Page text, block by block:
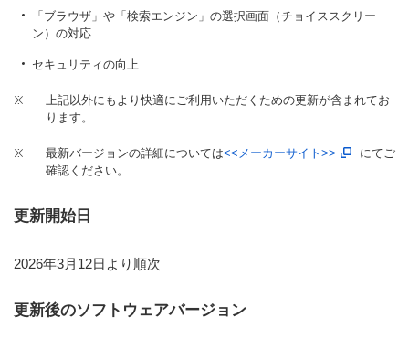
「ブラウザ」や「検索エンジン」の選択画面（チョイススクリー
ン）の対応
セキュリティの向上
※
上記以外にもより快適にご利用いただくための更新が含まれてお
ります。
※ 最新バージョンの詳細については<<メーカーサイト>>
にてご
確認ください。
更新開始日
2026年3月12日より順次
更新後のソフトウェアバージョン